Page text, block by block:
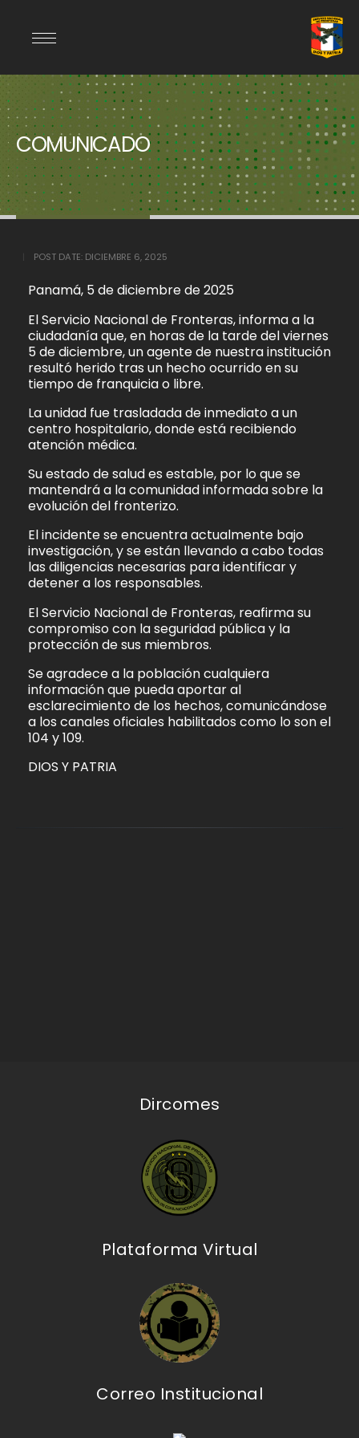
COMUNICADO
POST DATE: DICIEMBRE 6, 2025
Panamá, 5 de diciembre de 2025
El Servicio Nacional de Fronteras, informa a la
ciudadanía que, en horas de la tarde del viernes
5 de diciembre, un agente de nuestra institución
resultó herido tras un hecho ocurrido en su
tiempo de franquicia o libre.
La unidad fue trasladada de inmediato a un
centro hospitalario, donde está recibiendo
atención médica.
Su estado de salud es estable, por lo que se
mantendrá a la comunidad informada sobre la
evolución del fronterizo.
El incidente se encuentra actualmente bajo
investigación, y se están llevando a cabo todas
las diligencias necesarias para identificar y
detener a los responsables.
El Servicio Nacional de Fronteras, reafirma su
compromiso con la seguridad pública y la
protección de sus miembros.
Se agradece a la población cualquiera
información que pueda aportar al
esclarecimiento de los hechos, comunicándose
a los canales oficiales habilitados como lo son el
104 y 109.
DIOS Y PATRIA
Dircomes
Plataforma Virtual
Correo Institucional